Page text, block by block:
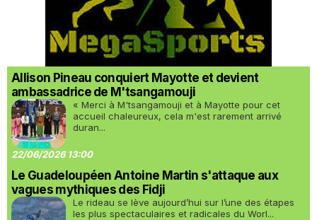
Allison Pineau conquiert Mayotte et devient
ambassadrice de M'tsangamouji
« Merci à M'tsangamouji et à Mayotte pour cet
accueil chaleureux, cela m'est rarement arrivé
duran...
22/06/2026 13:00
Le Guadeloupéen Antoine Martin s'attaque aux
vagues mythiques des Fidji
Le rideau se lève aujourd’hui sur l’une des étapes
les plus spectaculaires et radicales du Worl...